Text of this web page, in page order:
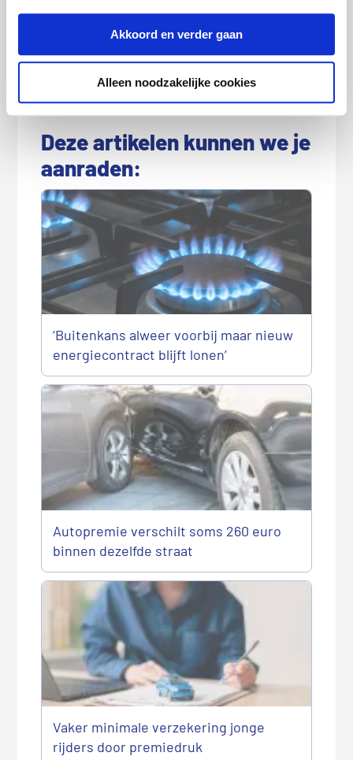
Akkoord en verder gaan
Alleen noodzakelijke cookies
Categorie:Energie,Persberichten
Deze artikelen kunnen we je
aanraden:
‘Buitenkans alweer voorbij maar nieuw
energiecontract blijft lonen’
Autopremie verschilt soms 260 euro
binnen dezelfde straat
Vaker minimale verzekering jonge
rijders door premiedruk